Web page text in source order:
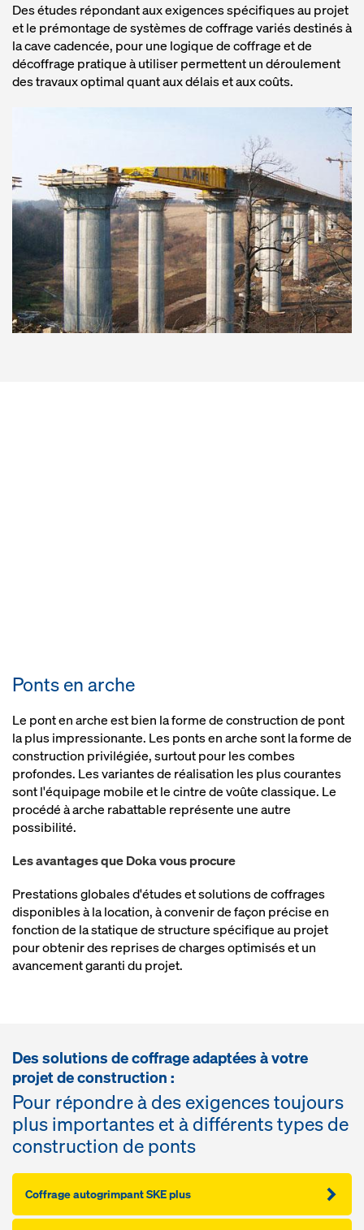
Des études répondant aux exigences spécifiques au projet
et le prémontage de systèmes de coffrage variés destinés à
la cave cadencée, pour une logique de coffrage et de
décoffrage pratique à utiliser permettent un déroulement
des travaux optimal quant aux délais et aux coûts.
Ponts en arche
Le pont en arche est bien la forme de construction de pont
la plus impressionante. Les ponts en arche sont la forme de
construction privilégiée, surtout pour les combes
profondes. Les variantes de réalisation les plus courantes
sont l'équipage mobile et le cintre de voûte classique. Le
procédé à arche rabattable représente une autre
possibilité.
Les avantages que Doka vous procure
Prestations globales d'études et solutions de coffrages
disponibles à la location, à convenir de façon précise en
fonction de la statique de structure spécifique au projet
pour obtenir des reprises de charges optimisés et un
avancement garanti du projet.
Des solutions de coffrage adaptées à votre
projet de construction :
Pour répondre à des exigences toujours
plus importantes et à différents types de
construction de ponts
Coffrage autogrimpant SKE plus